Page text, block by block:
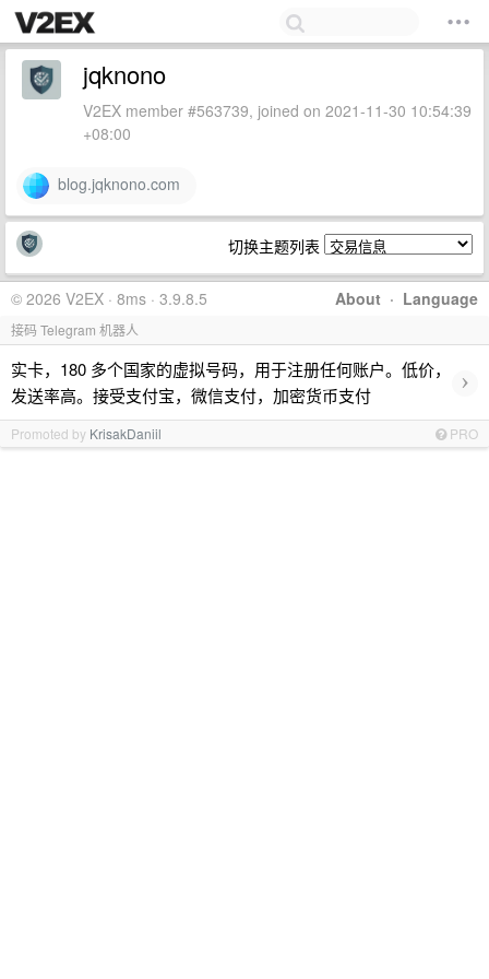
jqknono
V2EX member #563739, joined on 2021-11-30 10:54:39
+08:00
blog.jqknono.com
切换主题列表
About · Language
© 2026 V2EX · 8ms · 3.9.8.5
接码 Telegram 机器人
实卡，180 多个国家的虚拟号码，用于注册任何账户。低价，
发送率高。接受支付宝，微信支付，加密货币支付
›
Promoted by KrisakDaniil PRO